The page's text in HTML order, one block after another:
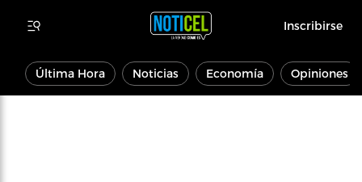
Inscribirse
Última Hora Noticias Economía Opiniones